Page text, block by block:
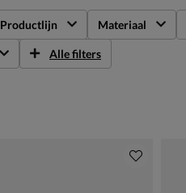
Productlijn Materiaal
Alle filters